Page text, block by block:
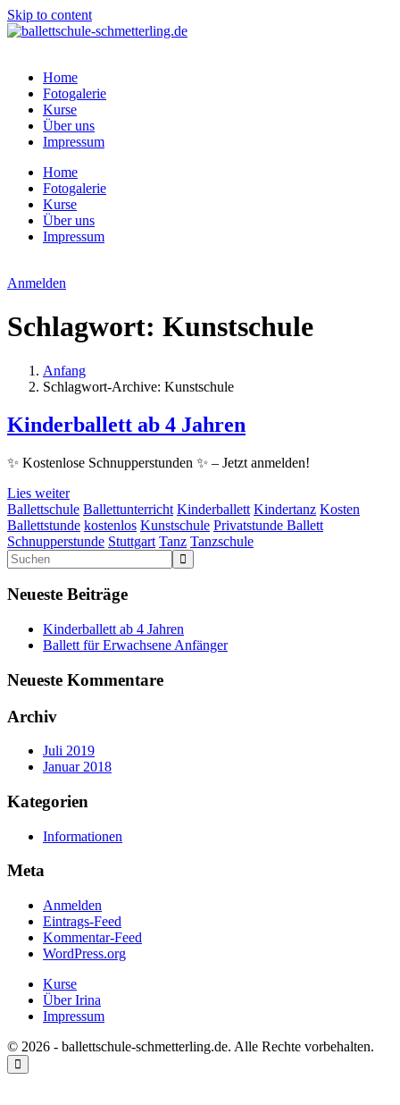
Skip to content
Home
Fotogalerie
Kurse
Über uns
Impressum
Home
Fotogalerie
Kurse
Über uns
Impressum
Anmelden
Schlagwort: Kunstschule
Anfang
Schlagwort-Archive: Kunstschule
Kinderballett ab 4 Jahren
✨ Kostenlose Schnupperstunden ✨ – Jetzt anmelden!
Lies weiter
Ballettschule Ballettunterricht Kinderballett Kindertanz Kosten
Ballettstunde kostenlos Kunstschule Privatstunde Ballett
Schnupperstunde Stuttgart Tanz Tanzschule
Neueste Beiträge
Kinderballett ab 4 Jahren
Ballett für Erwachsene Anfänger
Neueste Kommentare
Archiv
Juli 2019
Januar 2018
Kategorien
Informationen
Meta
Anmelden
Eintrags-Feed
Kommentar-Feed
WordPress.org
Kurse
Über Irina
Impressum
© 2026 - ballettschule-schmetterling.de. Alle Rechte vorbehalten.